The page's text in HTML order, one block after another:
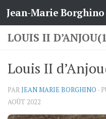
Skip to content
Jean-Marie Borghino
LOUIS II
Louis II
PARJEAN MARIE BORGHINO ·
AOÛT 2022